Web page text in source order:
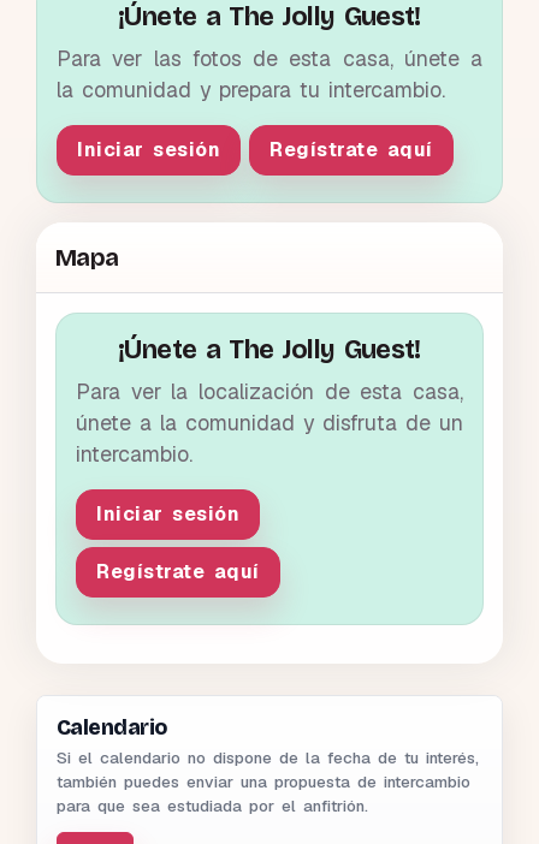
¡Únete a The Jolly Guest!
Para ver las fotos de esta casa, únete a
la comunidad y prepara tu intercambio.
Iniciar sesión Regístrate aquí
Mapa
¡Únete a The Jolly Guest!
Para ver la localización de esta casa,
únete a la comunidad y disfruta de un
intercambio.
Iniciar sesión
Regístrate aquí
Calendario
Si el calendario no dispone de la fecha de tu interés,
también puedes enviar una propuesta de intercambio
para que sea estudiada por el anfitrión.